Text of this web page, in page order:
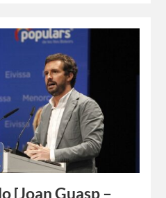
[Joan Guasp –